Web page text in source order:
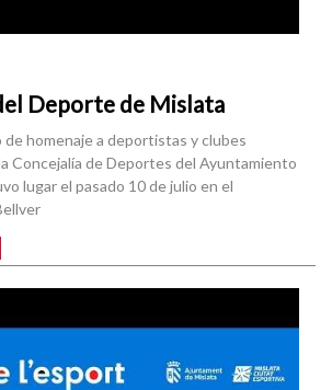
Deporte de Mislata
homenaje a deportistas y clubes
Concejalía de Deportes del Ayuntamiento
lugar el pasado 10 de julio en el